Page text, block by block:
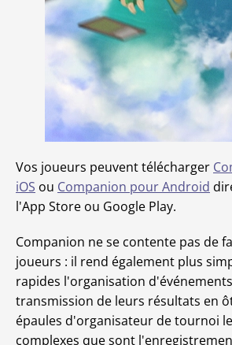
Vos joueurs peuvent télécharger
iOS ou Companion pour Android
l'App Store ou Google Play.
Companion ne se contente pas de
joueurs : il rend également plus
rapides l'organisation
transmission de leurs résultats en
épaules d'organisateur de tournoi
complexes que sont